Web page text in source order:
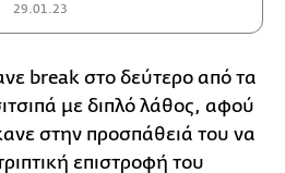
29.01.23
break στο δεύτερο από τα
με διπλό λάθος, αφού
στην προσπάθειά του να
επιστροφή του